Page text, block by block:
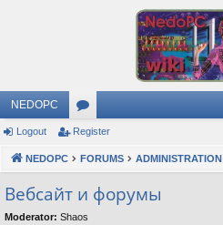
NEDOPC
or
u
s
Logout Register
NEDOPC FORUMS ADMINISTRATION
Вебсайт и форумы
Moderator: Shaos